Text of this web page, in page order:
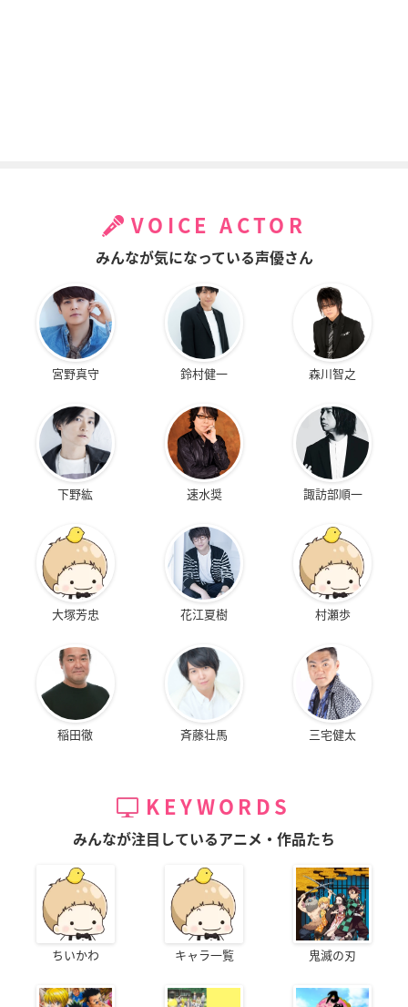
VOICE ACTOR
みんなが気になっている声優さん
宮野真守 鈴村健一 森川智之
下野紘 速水奨 諏訪部順一
大塚芳忠 花江夏樹 村瀬歩
稲田徹 斉藤壮馬 三宅健太
KEYWORDS
みんなが注目しているアニメ・作品たち
ちいかわ キャラ一覧 鬼滅の刃